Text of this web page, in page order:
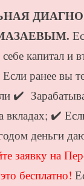
себе капитал и
ранее вы
✔️
✔️
деньги
заявку на
бесплатно!